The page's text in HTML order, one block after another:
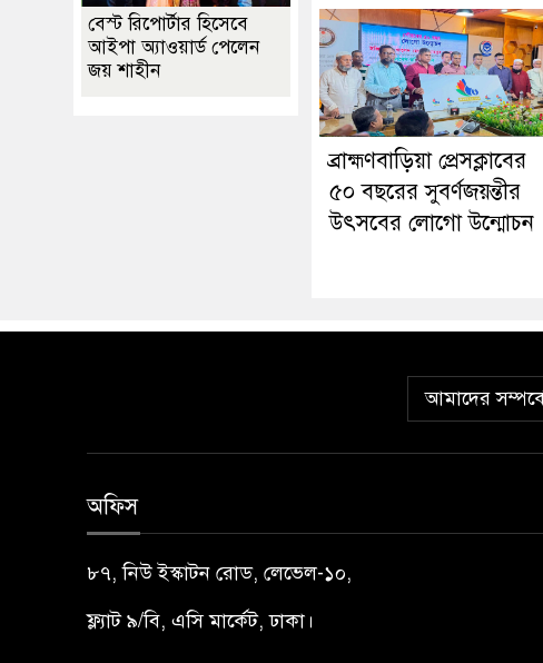
ব্রাহ্মণবাড়িয়া প্রেসক্লাবের
৫০ বছরের সুবর্ণজয়ন্তীর
উৎসবের লোগো উন্মোচন
বেস্ট রিপোর্টার হিসেবে
আইপা অ্যাওয়ার্ড পেলেন
জয় শাহীন
আমাদের
অফিস
৮৭, নিউ ইস্কাটন রোড, লেভেল-১০,
ফ্ল্যাট ৯/বি, এসি মার্কেট, ঢাকা।